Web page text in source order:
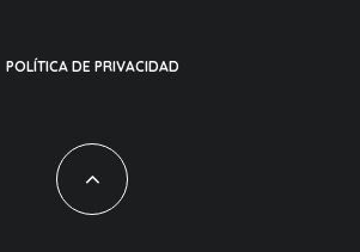
POLÍTICA DE PRIVACIDAD